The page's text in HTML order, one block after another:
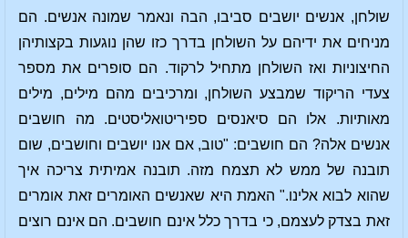
שולחן, אנשים יושבים סביבו, הבה ונאמר שמונה אנשים. הם
מניחים את ידיהם על השולחן בדרך כזו שהן נוגעות בקצותיהן
החיצוניות ואז השולחן מתחיל לרקוד. הם סופרים את מספר
צעדי הריקוד שמבצע השולחן, ומרכיבים מהם מילים, מילים
מאותיות. אלו הם סיאנסים ספיריטואליסטים. מה חושבים
אנשים אלה? הם חושבים: "טוב, אם אנו יושבים וחושבים, שום
תובנה של ממש לא תצמח מזה. תובנה אמיתית צריכה איך
שהוא לבוא אלינו." האמת היא שאנשים האומרים זאת אומרים
זאת בצדק לעצמם, כי בדרך כלל אינם חושבים. הם אינם רוצים